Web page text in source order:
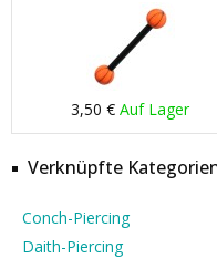
3,50 € Auf Lager
Verknüpfte
Conch-Piercing
Daith-Piercing